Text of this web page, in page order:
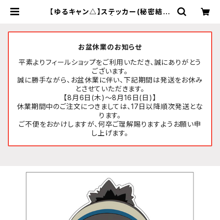
【ゆるキャン△】ステッカー(秘密結社
お盆休業のお知らせ
平素よりフィールショップをご利用いただき、誠にありがとう
ございます。
誠に勝手ながら、お盆休業に伴い、下記期間は発送をお休み
とさせていただきます。
【8月6日(木)～8月16日(日)】
休業期間中のご注文につきましては、17日以降順次発送とな
ります。
ご不便をおかけしますが、何卒ご理解賜りますようお願い申
し上げます。